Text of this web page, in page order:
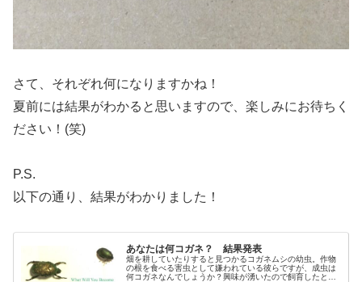
さて、それぞれ何になりますかね！
夏前には結果がわかると思いますので、楽しみにお待ちく
ださい！(笑)
P.S.
以下の通り、結果がわかりました！
あなたは何コガネ？ 結果発表
畑を耕していたりすると見つかるコガネムシの幼虫。作物
の根を食べる害虫として嫌われている彼らですが、成虫は
何コガネなんでしょうか？興味が湧いたので飼育したとこ